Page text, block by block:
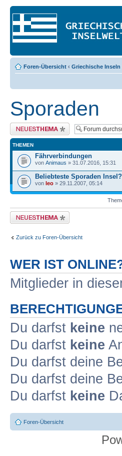
Foren-Übersicht ‹ Griechische Inseln
Sporaden
Neues Thema erstellen
THEMEN
Fährverbindungen
von Animaus » 31.07.2016, 15:31
Beliebteste Sporaden Insel?
von leo » 29.11.2007, 05:14
Neues Thema erstellen
Zurück zu Foren-Übersicht
WER IST
Mitglieder in
Du darfst keine
Du darfst keine
Du darfst deine
Du darfst deine
Du darfst keine
Foren-Übersicht